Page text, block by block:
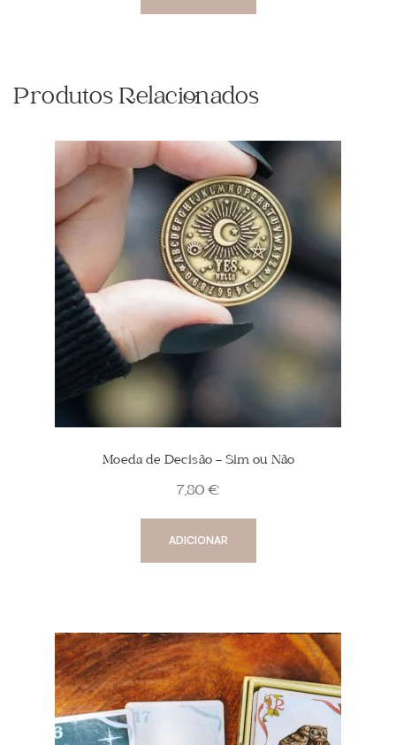
Produtos Relacionados
Moeda de Decisão – Sim ou Não
7,80 €
ADICIONAR